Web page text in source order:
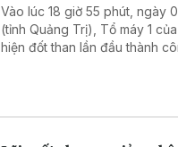
Vào lúc 18 giờ 55 phút, ngày
(tỉnh Quảng Trị), Tổ máy 1
hiện đốt than lần đầu thành